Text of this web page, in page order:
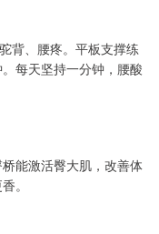
背、腰疼。平板支撑练
每天坚持一分钟，腰酸
能激活臀大肌，改善体
。